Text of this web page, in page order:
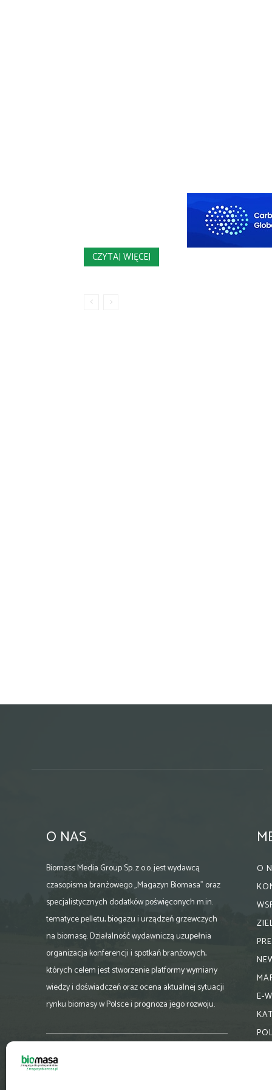
CZYTAJ WIĘCEJ
O NAS
Biomass Media Group Sp. z o.o. jest wydawcą
czasopisma branżowego „Magazyn Biomasa” oraz
specjalistycznych dodatków poświęconych m.in.
tematyce pelletu, biogazu i urządzeń grzewczych
na biomasę. Działalność wydawniczą uzupełnia
organizacja konferencji i spotkań branżowych,
których celem jest stworzenie platformy wymiany
wiedzy i doświadczeń oraz ocena aktualnej sytuacji
rynku biomasy w Polsce i prognoza jego rozwoju.
biuro@magazynbiomasa.pl
O
E-